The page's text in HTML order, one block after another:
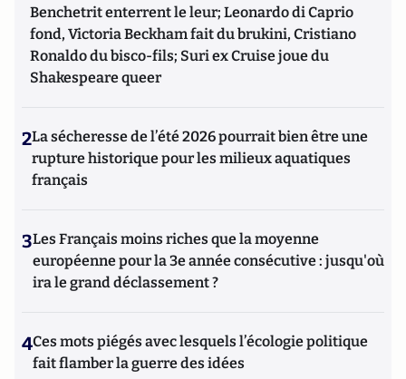
Benchetrit enterrent le leur; Leonardo di Caprio
fond, Victoria Beckham fait du brukini, Cristiano
Ronaldo du bisco-fils; Suri ex Cruise joue du
Shakespeare queer
2La sécheresse de l’été 2026 pourrait bien être une
rupture historique pour les milieux aquatiques
français
3Les Français moins riches que la moyenne
européenne pour la 3e année consécutive : jusqu'où
ira le grand déclassement ?
4Ces mots piégés avec lesquels l’écologie politique
fait flamber la guerre des idées